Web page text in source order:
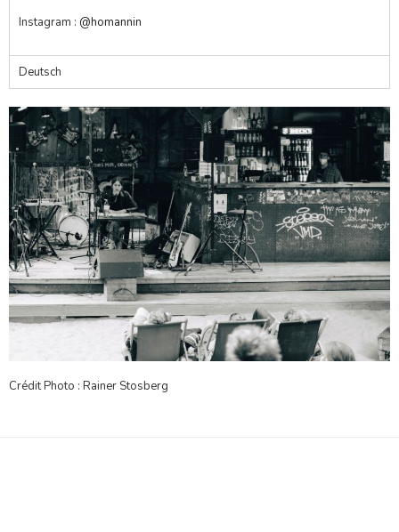
Instagram : @homannin
Deutsch
Crédit Photo : Rainer Stosberg